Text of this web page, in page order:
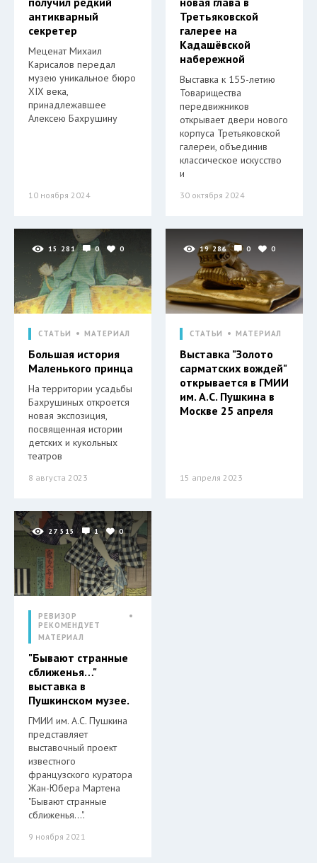
антикварный
секретер
Меценат Михаил
Карисалов передал
музею уникальное бюро
XIX века,
принадлежавшее
Алексею Бахрушину
10 ноября 2024
Третьяковской
галерее на
Кадашёвской
набережной
Выставка к 155-летию
Товарищества
передвижников
открывает двери нового
корпуса Третьяковской
галереи, объединив
классическое искусство
и
30 октября 2024
15 281 0 0
СТАТЬИ МАТЕРИАЛ
Большая история
Маленького принца
На территории усадьбы
Бахрушиных откроется
новая экспозиция,
посвященная истории
детских и кукольных
театров
8 августа 2023
19 286 0 0
СТАТЬИ МАТЕРИАЛ
Выставка "Золото
сарматских вождей"
открывается в ГМИИ
им. А.С. Пушкина в
Москве 25 апреля
15 апреля 2023
27 515 1 0
РЕВИЗОР
РЕКОМЕНДУЕТ
МАТЕРИАЛ
"Бывают странные
сближенья…"
выставка в
Пушкинском музее.
ГМИИ им. А.С. Пушкина
представляет
выставочный проект
известного
французского куратора
Жан-Юбера Мартена
"Бывают странные
сближенья…".
9 ноября 2021